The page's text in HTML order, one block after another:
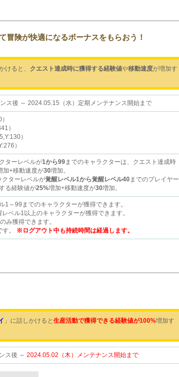
冒険が快適になるボーナスをもらおう！
けると、 クエスト達成時に獲得する経験値や移動速度が増加す
ス後 ～ 2024.05.15（水）定期メンテナンス開始まで
）
）
）
ターレベルが1から99までのキャラクターは、クエスト達成時
加+移動速度が30増加。
クターレベルが覚醒レベル1から覚醒レベル40までのプレイヤー
る経験値が25%増加+移動速度が30増加。
1～99までのキャラクターが獲得できます。
ベル1以上のキャラクターが獲得できます。
み獲得できます。
。
※ログアウト中も持続時間は経過します。
」に話しかけると 生産活動で獲得できる経験値が100%増加す
ス後 ～ 2024.05.02（木）メンテナンス開始まで